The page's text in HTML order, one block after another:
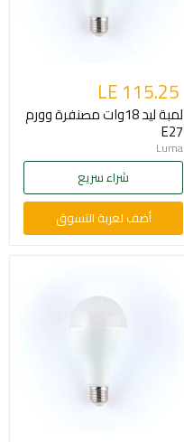
LE 115.25
لمبة ليد 18وات مصنفرة وورم
E27
Luma
شراء سريع
أضف لعربة التسوق